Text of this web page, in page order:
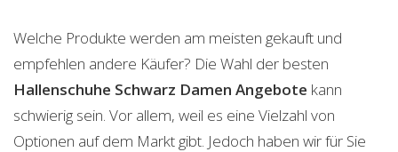
Welche Produkte werden am meisten gekauft und
empfehlen andere Käufer? Die Wahl der besten
Hallenschuhe Schwarz Damen Angebote kann
schwierig sein. Vor allem, weil es eine Vielzahl von
Optionen auf dem Markt gibt. Jedoch haben wir für Sie